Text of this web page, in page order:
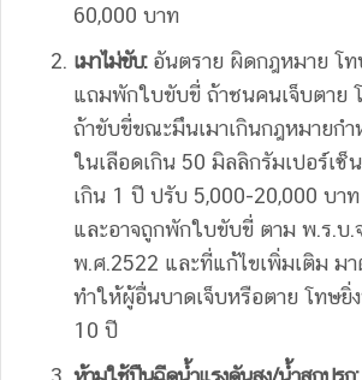
60,000 บาท
เมาไม่ขับ:อันตราย ผิดกฎหมาย โท
แถมพักใบขับขี่ ถ้าชนคนเจ็บตาย
ถ้าขับขี่ขณะมึนเมาเกินกฎหมายก
ในเลือดเกิน 50 มิลลิกรัมเปอร์เซ็
เกิน 1 ปี ปรับ 5,000-20,000 บา
และอาจถูกพักใบขับขี่ ตาม พ.ร.บ.
พ.ศ.2522 และที่แก้ไขเพิ่มเติม ม
ทำให้ผู้อื่นบาดเจ็บหรือตาย โทษยิ่
10 ปี